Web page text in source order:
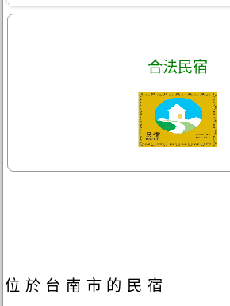
合法民宿
位於台南市的民宿